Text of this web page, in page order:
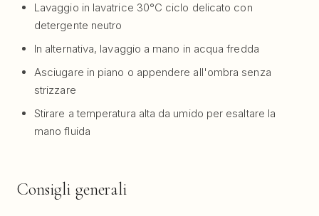
Lavaggio in lavatrice 30°C ciclo delicato con
detergente neutro
In alternativa, lavaggio a mano in acqua fredda
Asciugare in piano o appendere all'ombra senza
strizzare
Stirare a temperatura alta da umido per esaltare la
mano fluida
Consigli generali